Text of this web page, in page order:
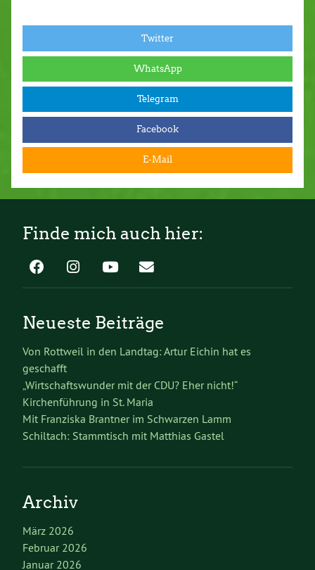
Twitter
WhatsApp
Telegram
Facebook
E-Mail
Finde mich auch hier:
Neueste Beiträge
Von Rottweil in den Landtag: Artur Eichin hat es
geschafft
„Wirtschaftswunder mit der CDU? Eher nicht!“
Kirchenführung in St. Maria
Mit Franziska Brantner im Schwarzen Lamm
Schiltach: Stammtisch mit Matthias Gastel
Archiv
März 2026
Februar 2026
Januar 2026